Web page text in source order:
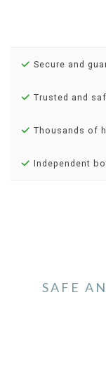
Secure and
Trusted and
Thousands of
Independent
SAFE